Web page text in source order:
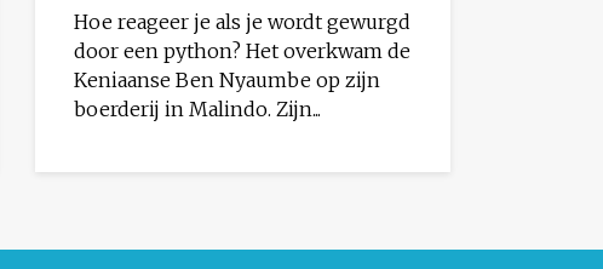
Hoe reageer je als je wordt gewurgd
door een python? Het overkwam de
Keniaanse Ben Nyaumbe op zijn
boerderij in Malindo. Zijn...